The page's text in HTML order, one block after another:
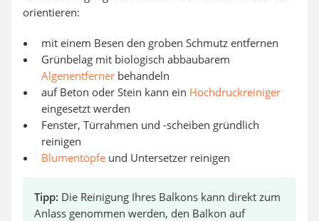
orientieren:
mit einem Besen den groben Schmutz entfernen
Grünbelag mit biologisch abbaubarem
Algenentferner behandeln
auf Beton oder Stein kann ein Hochdruckreiniger
eingesetzt werden
Fenster, Türrahmen und -scheiben gründlich
reinigen
Blumentöpfe und Untersetzer reinigen
Tipp: Die Reinigung Ihres Balkons kann direkt zum
Anlass genommen werden, den Balkon auf